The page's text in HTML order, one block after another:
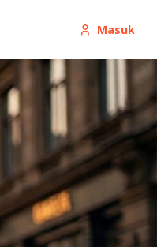
Masuk